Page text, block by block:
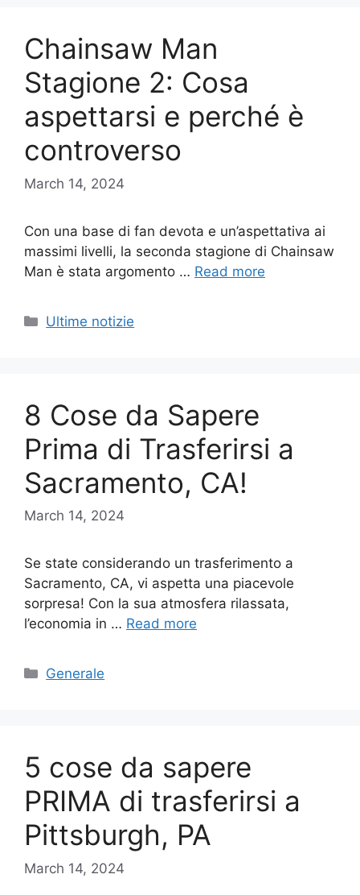
Chainsaw Man
Stagione 2: Cosa
aspettarsi e perché è
controverso
March 14, 2024
Con una base di fan devota e un’aspettativa ai
massimi livelli, la seconda stagione di Chainsaw
Man è stata argomento … Read more
Categories
Ultime notizie
8 Cose da Sapere
Prima di Trasferirsi a
Sacramento, CA!
March 14, 2024
Se state considerando un trasferimento a
Sacramento, CA, vi aspetta una piacevole
sorpresa! Con la sua atmosfera rilassata,
l’economia in … Read more
Categories
Generale
5 cose da sapere
PRIMA di trasferirsi a
Pittsburgh, PA
March 14, 2024